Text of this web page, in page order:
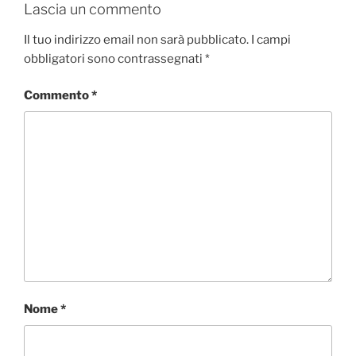
b
o
o
t
e
r
e
d
I
s
A
p
i
v
i
Lascia un commento
Il tuo indirizzo email non sarà pubblicato. I campi
obbligatori sono contrassegnati *
Commento*
Nome*